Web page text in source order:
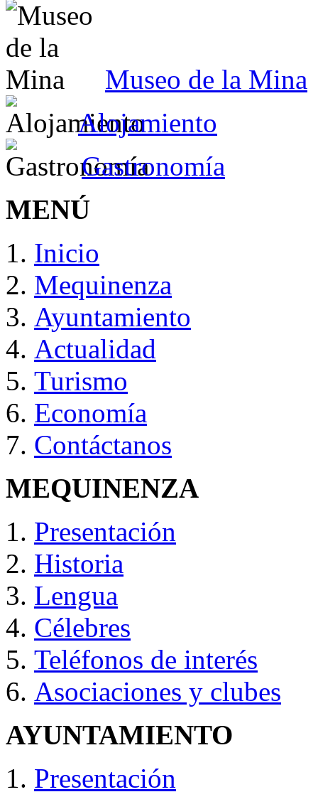
Museo de la Mina
Alojamiento
Gastronomía
MENÚ
Inicio
Mequinenza
Ayuntamiento
Actualidad
Turismo
Economía
Contáctanos
MEQUINENZA
Presentación
Historia
Lengua
Célebres
Teléfonos de interés
Asociaciones y clubes
AYUNTAMIENTO
Presentación